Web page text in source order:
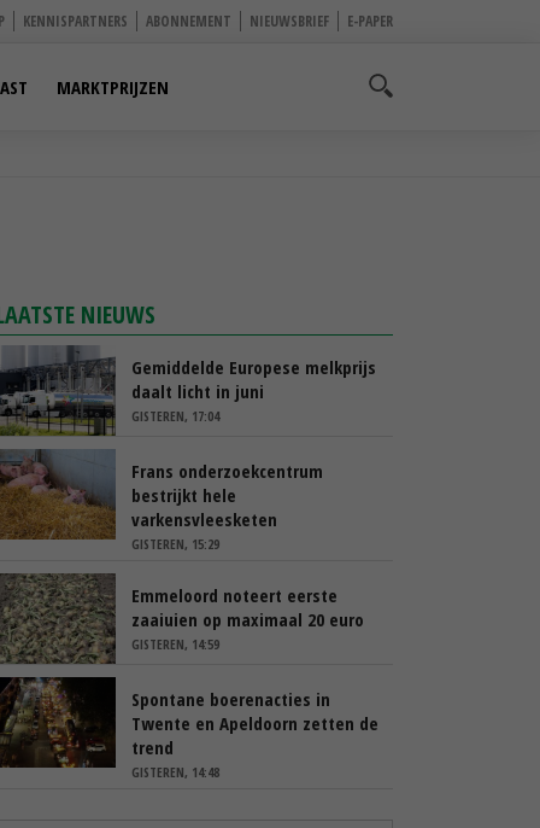
KENNISPARTNERS ABONNEMENT NIEUWSBRIEF E-PAPER
MARKTPRIJZEN
NIEUWS
Gemiddelde Europese melkprijs
daalt licht in juni
GISTEREN, 17:04
Frans onderzoekcentrum
bestrijkt hele
varkensvleesketen
GISTEREN, 15:29
Emmeloord noteert eerste
zaaiuien op maximaal 20 euro
GISTEREN, 14:59
Spontane boerenacties in
Twente en Apeldoorn zetten de
trend
GISTEREN, 14:48